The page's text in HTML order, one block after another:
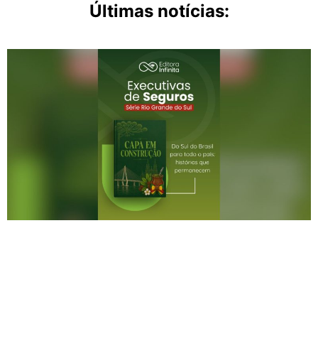
Últimas notícias: